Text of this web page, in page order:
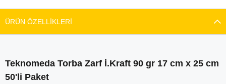
ÜRÜN ÖZELLIKLERI
Teknomeda Torba Zarf İ.Kraft 90 gr 17 cm x 25 cm
50'li Paket